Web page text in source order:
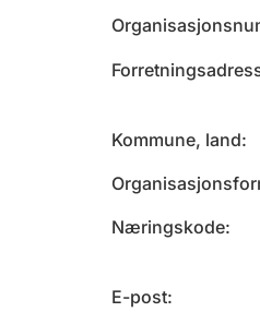
Kommune, land
Næringskode
E-post